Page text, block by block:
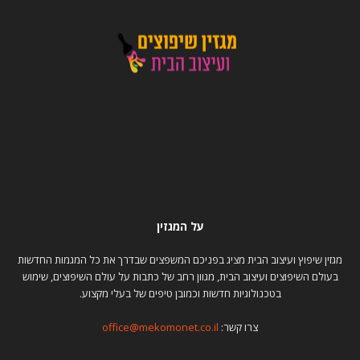
על המגזין
מגזין שיפוץ ועיצוב הבית מציג בפניכם המשפצים שבדרך את כל המגמות החדשות
בעולם השיפוצים ועיצוב הבית, מגוון רחב של כתבות על עולם השיפוצים, שימוש
בטכנולוגיות חדשות וכמובן טיפים של בעלי מקצוע.
צרו קשר: office@mekomonet.co.il